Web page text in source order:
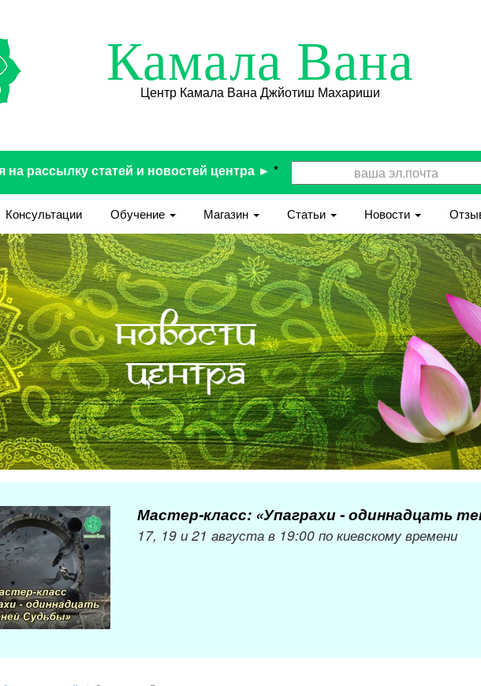
Камала Вана
Центр Камала Вана Джйотиш Махариши
на рассылку статей и новостей центра ► *
Консультации Обучение Магазин Статьи Новости
Мастер-класс: «Упаграхи - одиннадцать
17, 19 и 21 августа в 19:00 по киевскому времени